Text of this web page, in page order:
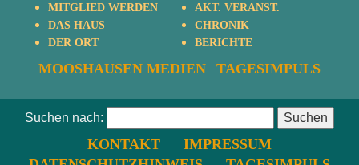
MITGLIED WERDEN
DAS HAUS
DER ORT
AKT. VERANST.
CHRONIK
BERICHTE
MOOSHAUSEN MEDIEN TAGESIMPULS
Suchen nach:
KONTAKT
IMPRESSUM